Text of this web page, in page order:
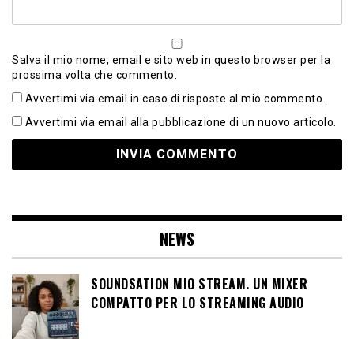
Salva il mio nome, email e sito web in questo browser per la
prossima volta che commento.
Avvertimi via email in caso di risposte al mio commento.
Avvertimi via email alla pubblicazione di un nuovo articolo.
NEWS
SOUNDSATION MIO STREAM. UN MIXER
COMPATTO PER LO STREAMING AUDIO